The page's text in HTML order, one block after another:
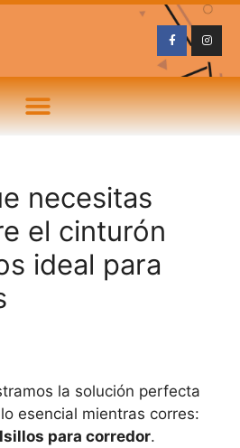
necesitas
el cinturón
ideal para
la solución perfecta
esencial mientras corres:
para corredor.